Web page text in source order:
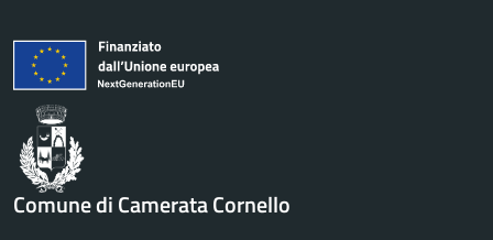
Comune di Camerata Cornello